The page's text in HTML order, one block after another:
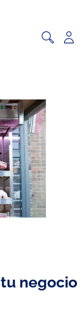
negocio